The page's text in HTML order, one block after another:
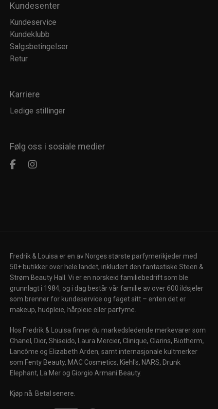
Kundesenter
Kundeservice
Kundeklubb
Salgsbetingelser
Retur
Karriere
Ledige stillinger
Følg oss i sosiale medier
Fredrik & Louisa er en av Norges største parfymerikjeder med
50+ butikker over hele landet, inkludert den fantastiske Steen &
Strøm Beauty Hall. Vi er en norskeid familiebedrift som ble
grunnlagt i 1984, og i dag består vår familie av over 600 ildsjeler
som brenner for kundeservice og faget sitt – enten det er
makeup, hudpleie, hårpleie eller parfyme.
Hos Fredrik & Louisa finner du markedsledende merkevarer som
Chanel, Dior, Shiseido, Laura Mercier, Clinique, Clarins, Biotherm,
Lancôme og Elizabeth Arden, samt internasjonale kultmerker
som Fenty Beauty, MAC Cosmetics, Kiehl's, NARS, Drunk
Elephant, La Mer og Giorgio Armani Beauty.
Kjøp nå. Betal senere.